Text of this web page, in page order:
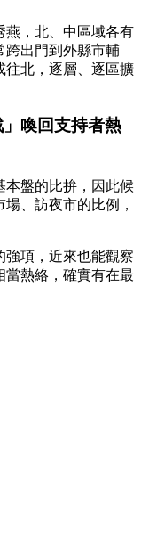
燕，北、中區域各有
跨出門到外縣市輔
往北，逐層、逐區擴
喚回支持者熱
本盤的比拚，因此候
、訪夜市的比例，
強項，近來也能觀察
當熱絡，確實有在最